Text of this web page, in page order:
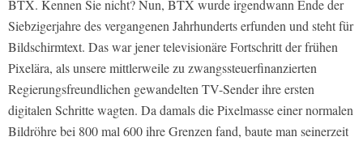
BTX. Kennen Sie nicht? Nun, BTX wurde irgendwann Ende der
Siebzigerjahre des vergangenen Jahrhunderts erfunden und steht für
Bildschirmtext. Das war jener televisionäre Fortschritt der frühen
Pixelära, als unsere mittlerweile zu zwangssteuerfinanzierten
Regierungsfreundlichen gewandelten TV-Sender ihre ersten
digitalen Schritte wagten. Da damals die Pixelmasse einer normalen
Bildröhre bei 800 mal 600 ihre Grenzen fand, baute man seinerzeit